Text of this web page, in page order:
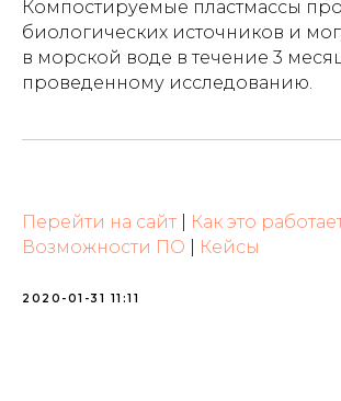
Компостируемые пластмассы
биологических источников и
в морской воде в течение 3
проведенному исследованию.
Перейти на сайт Как это
Возможности ПО
Кейсы
2020-01-31 11:11